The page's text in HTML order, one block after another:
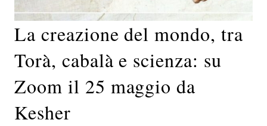
La creazione del mondo, tra
Torà, cabalà e scienza: su
Zoom il 25 maggio da
Kesher